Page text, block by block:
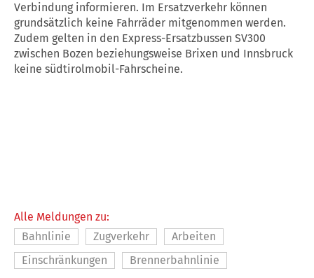
Verbindung informieren. Im Ersatzverkehr können
grundsätzlich keine Fahrräder mitgenommen werden.
Zudem gelten in den Express-Ersatzbussen SV300
zwischen Bozen beziehungsweise Brixen und Innsbruck
keine südtirolmobil-Fahrscheine.
Alle Meldungen zu:
Bahnlinie
Zugverkehr
Arbeiten
Einschränkungen
Brennerbahnlinie